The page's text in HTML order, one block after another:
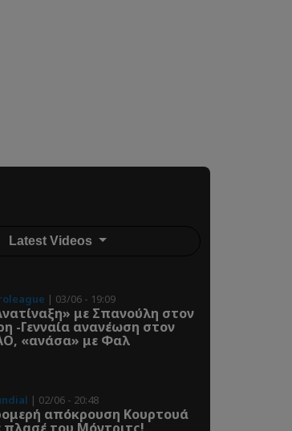
Latest Videos
| 03/06 - 19:09
με Σπανούλη στον
-Γενναία ανανέωση στον
«ανάσα» με Φαλ
| 02/06 - 20:48
απόκρουση Κουρτουά